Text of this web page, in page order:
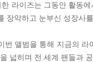
라이즈는 그동안 활동
장악하고 눈부신 성장사
번 앨범을 통해 지금의
을 넓히며 전 세계 팬들과